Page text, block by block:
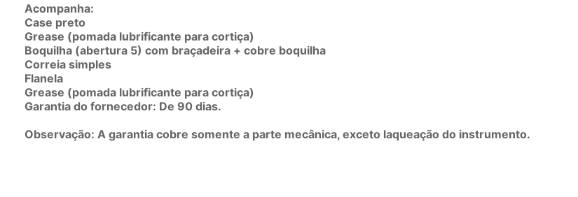
Acompanha:
Case preto
Grease (pomada lubrificante para cortiça)
Boquilha (abertura 5) com braçadeira + cobre boquilha
Correia simples
Flanela
Grease (pomada lubrificante para cortiça)
Garantia do fornecedor: De 90 dias.
Observação: A garantia cobre somente a parte mecânica, exceto laqueação do instrumento.